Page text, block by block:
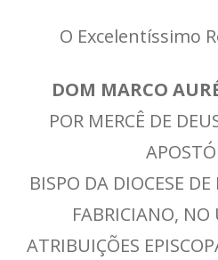
O Excelentíssimo
DOM MARCO
POR MERCÊ DE
BISPO DA DIOCESE
FABRICIANO, NO
ATRIBUIÇÕES